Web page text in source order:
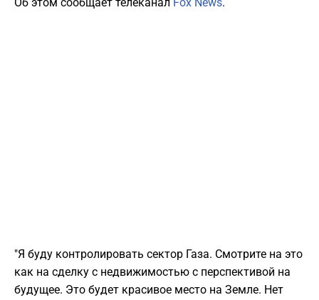
"Я буду контролировать сектор Газа. Смотрите на это
как на сделку с недвижимостью с перспективой на
будущее. Это будет красивое место на Земле. Нет